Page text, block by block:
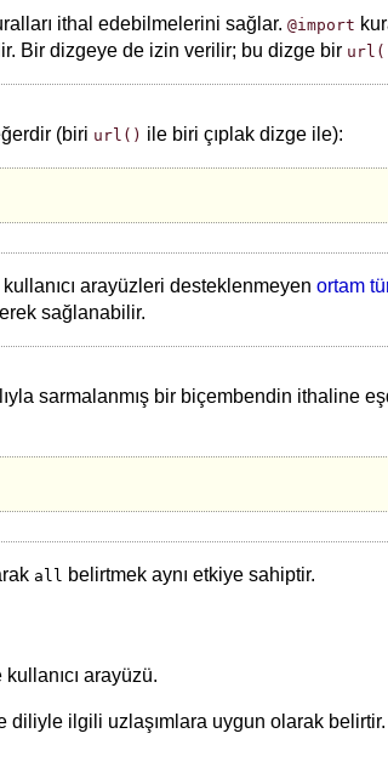
ithal edebilmelerini sağlar. @import
Bir dizgeye de izin verilir; bu dizge bir
(biri url() ile biri çıplak dizge ile):
arayüzleri desteklenmeyen ortam
sağlanabilir.
sarmalanmış bir biçembendin ithaline
all belirtmek aynı etkiye sahiptir.
arayüzü.
diliyle ilgili uzlaşımlara uygun olarak